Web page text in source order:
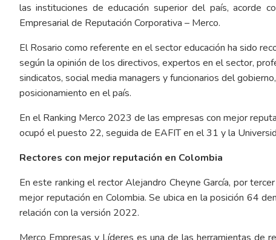
las instituciones de educación superior del país, acorde
Empresarial de Reputación Corporativa – Merco.
El Rosario como referente en el sector educación ha sido
según la opinión de los directivos, expertos en el sector,
sindicatos, social media managers y funcionarios del
posicionamiento en el país.
En el Ranking Merco 2023 de las empresas con mejor
ocupó el puesto 22, seguida de EAFIT en el 31 y la
Rectores con mejor reputación en Colombia
En este ranking el rector Alejandro Cheyne García, por
mejor reputación en Colombia. Se ubica en la posición 64
relación con la versión 2022.